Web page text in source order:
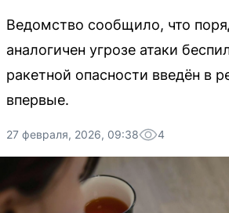
Ведомство сообщило, что
аналогичен угрозе атаки
ракетной опасности введён в
впервые.
27 февраля, 2026, 09:38 4